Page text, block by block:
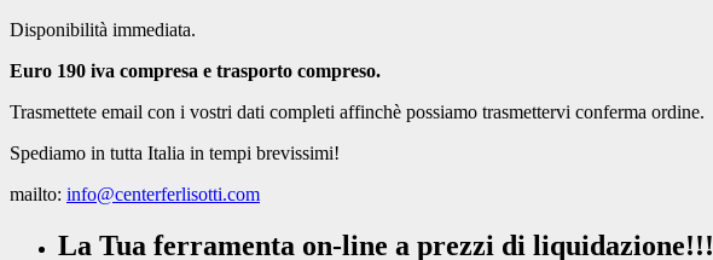
Disponibilità immediata.
Euro 190 iva compresa e trasporto compreso.
Trasmettete email con i vostri dati completi affinchè possiamo trasmettervi conferma ordine.
Spediamo in tutta Italia in tempi brevissimi!
mailto: info@centerferlisotti.com
La Tua ferramenta on-line a prezzi di liquidazione!!!